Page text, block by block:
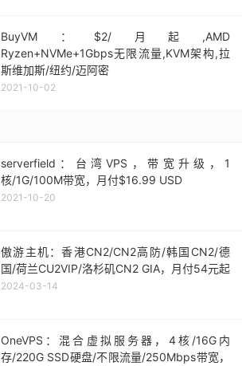
BuyVM：$2/月起,AMD
Ryzen+NVMe+1Gbps无限流量,KVM架构,拉
斯维加斯/纽约/迈阿密
2021-10-02
serverfield：台湾VPS，带宽升级，1
核/1G/100M带宽，月付$16.99 USD
2021-10-20
傲游主机：香港CN2/CN2高防/韩国CN2/德
国/荷兰CU2VIP/洛杉矶CN2 GIA，月付54元起
2024-03-14
OneVPS：混合虚拟服务器，4核/16G内
存/220G SSD硬盘/不限流量/250Mbps带宽，